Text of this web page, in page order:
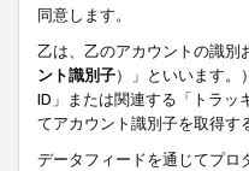
同意します。
乙は、乙のアカウントの識別
ント識別子）」といいます。
ID」または関連する「トラッ
てアカウント識別子を取得す
データフィードを通じてプロ